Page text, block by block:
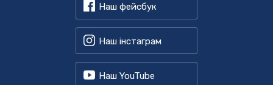
Наш фейсбук
Наш інстаграм
Наш YouTube